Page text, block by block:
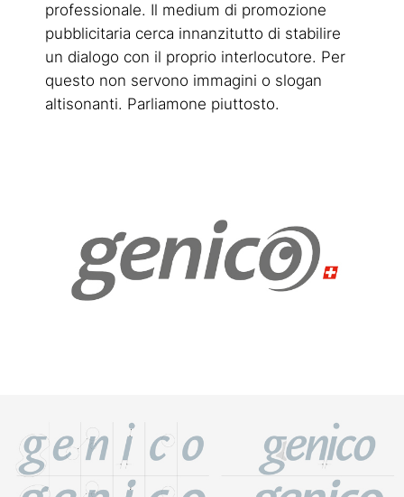
professionale. Il medium di promozione
pubblicitaria cerca innanzitutto di stabilire
un dialogo con il proprio interlocutore. Per
questo non servono immagini o slogan
altisonanti. Parliamone piuttosto.